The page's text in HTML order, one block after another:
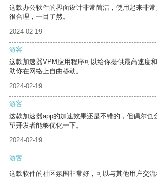
这款办公软件的界面设计非常简洁，使用起来非
很合理，一目了然。
2024-02-19
游客
这款加速器VPM应用程序可以给你提供最高速度
助你在网络上自由移动。
2024-02-19
游客
这款加速器app的加速效果还是不错的，但偶尔也
望开发者能够优化一下。
2024-02-19
游客
这款软件的社区氛围非常好，可以与其他用户交流